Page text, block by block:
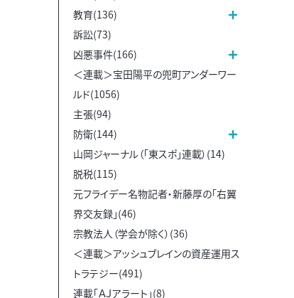
教育(136)
訴訟(73)
凶悪事件(166)
＜連載＞宝田陽平の兜町アンダーワー
ルド(1056)
主張(94)
防衛(144)
山岡ジャーナル（「東スポ」連載）(14)
脱税(115)
元フライデー名物記者・新藤厚の「右翼
界交友録」(46)
宗教法人（学会が除く）(36)
＜連載＞アッシュブレインの資産運用ス
トラテジー(491)
連載「ＡＪアラート」(8)